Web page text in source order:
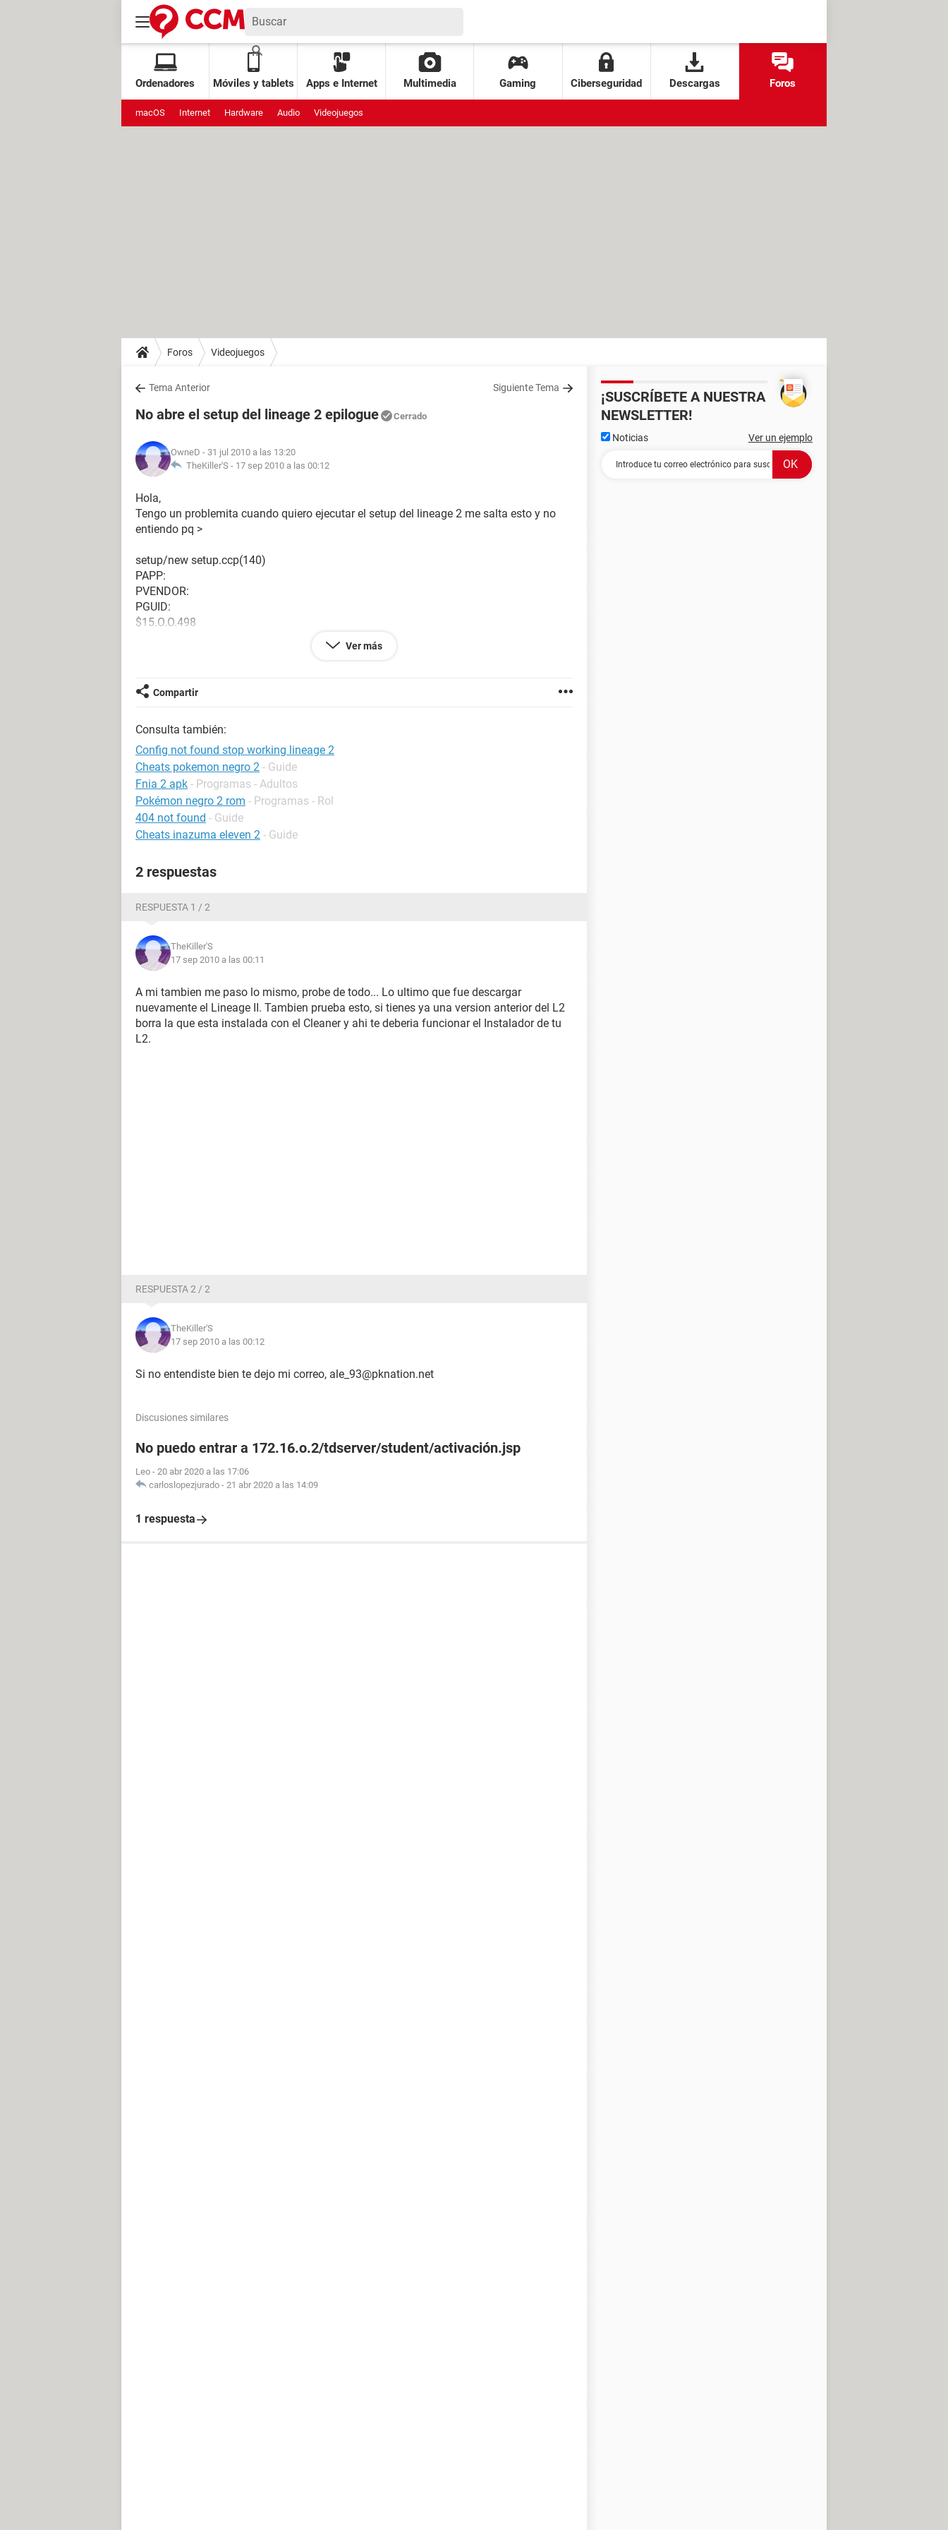
Ordenadores Móviles y tablets Apps e Internet Multimedia Gaming Ciberseguridad Descargas Foros
macOS Internet Hardware Audio Videojuegos
Foros Videojuegos
Tema Anterior Siguiente Tema
No abre el setup del lineage 2 epilogue Cerrado
OwneD - 31 jul 2010 a las 13:20
TheKiller'S - 17 sep 2010 a las 00:12
Hola,
Tengo un problemita cuando quiero ejecutar el setup del lineage 2 me salta esto y no
entiendo pq >
setup/new setup.ccp(140)
PAPP:
PVENDOR:
PGUID:
$15.O.O.498
ULTIMATE ANTES TENIA EL HOME BASIC AYUDA POR FAVOR.. EL INSTALOR ES BUENO
PQ LO TENGO EN UN DVD Y LO PROBE EN OTRA PC Y ARRANCA BIEN. GRACIAS
Ver más
Compartir
Consulta también:
Config not found stop working lineage 2
Cheats pokemon negro 2 - Guide
Fnia 2 apk - Programas - Adultos
Pokémon negro 2 rom - Programas - Rol
404 not found - Guide
Cheats inazuma eleven 2 - Guide
2 respuestas
RESPUESTA 1 / 2
TheKiller'S
17 sep 2010 a las 00:11
A mi tambien me paso lo mismo, probe de todo... Lo ultimo que fue descargar
nuevamente el Lineage II. Tambien prueba esto, si tienes ya una version anterior del L2
borra la que esta instalada con el Cleaner y ahi te deberia funcionar el Instalador de tu
L2.
RESPUESTA 2 / 2
TheKiller'S
17 sep 2010 a las 00:12
Si no entendiste bien te dejo mi correo, ale_93@pknation.net
Discusiones similares
No puedo entrar a 172.16.o.2/tdserver/student/activación.jsp
Leo - 20 abr 2020 a las 17:06
carloslopezjurado - 21 abr 2020 a las 14:09
1 respuesta
¡SUSCRÍBETE A NUESTRA
NEWSLETTER!
Noticias Ver un ejemplo